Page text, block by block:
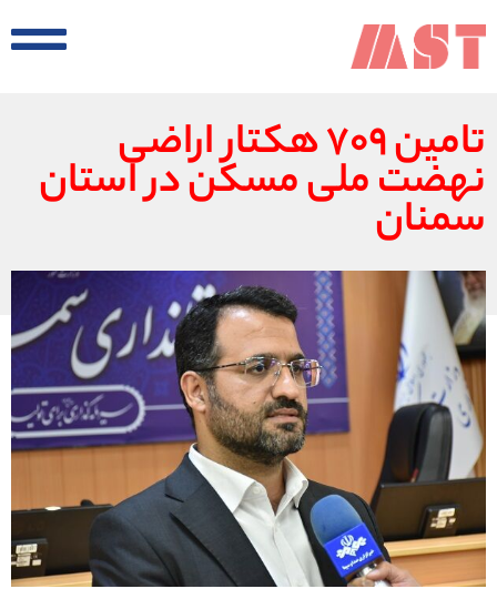
تامین ۷۰۹ هکتار اراضی
نهضت ملی مسکن در استان
سمنان